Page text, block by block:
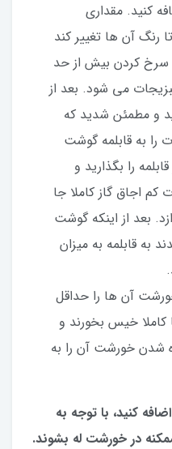
کنید. مقداری
رنگ آن ها تغییر کند
کردن بیش از حد
می شود. بعد از
و مطمئن شدید که
به قابلمه گوشت
را بگذارید و
اجاق گاز کاملا جا
بعد از اینکه گوشت
به قابلمه به میزان
آن ها را حداقل
کاملا خیس بخورند و
شدن خورشت آن را به
کنید، با توجه به
ممکنه در خورشت له بشوند.